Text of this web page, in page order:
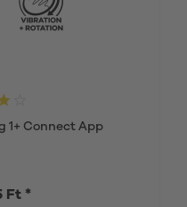
1+ Connect App
Ft *